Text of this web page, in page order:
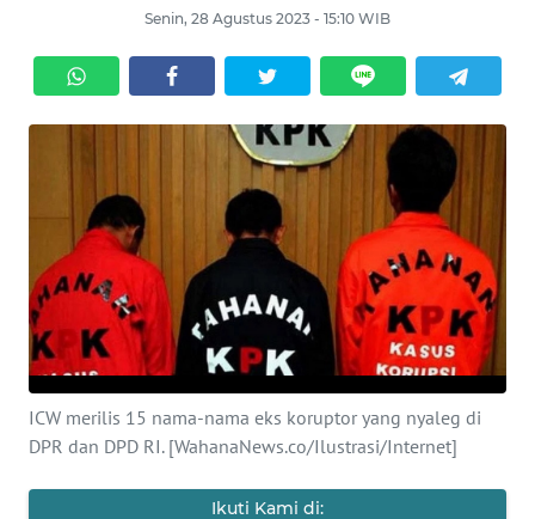
Senin, 28 Agustus 2023 - 15:10 WIB
ICW merilis 15 nama-nama eks koruptor yang nyaleg di
DPR dan DPD RI. [WahanaNews.co/Ilustrasi/Internet]
Ikuti Kami di:
KRIMINAL
EKUIN
SAINS-TEKNO
KESEHATAN
INTERNASIONAL
SERBA-SERBI
PENDIDIKAN